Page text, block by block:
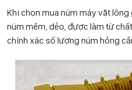
Khi chọn mua núm máy vặt
núm mềm, dẻo, được làm từ
chính xác số lượng núm hỏng